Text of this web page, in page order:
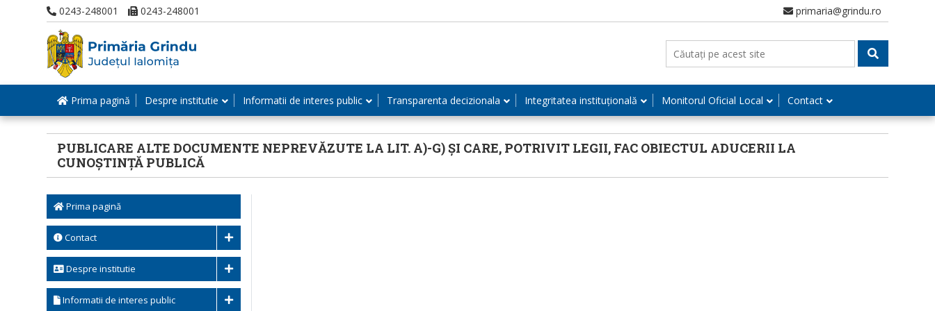
0243-248001 0243-248001 primaria@grindu.ro
Prima pagină Despre institutie Informatii de interes public Transparenta decizionala Integritatea instituțională Monitorul Oficial Local Contact
PUBLICARE ALTE DOCUMENTE NEPREVĂZUTE LA LIT. A)-G) ȘI CARE, POTRIVIT LEGII, FAC OBIECTUL ADUCERII LA
CUNOȘTINȚĂ PUBLICĂ
Prima pagină
Contact
Despre institutie
Informatii de interes public